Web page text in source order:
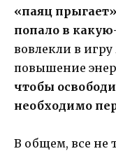
«паяц
попало в
вовлекли в
повышение
чтобы
необходимо
В общем, все не